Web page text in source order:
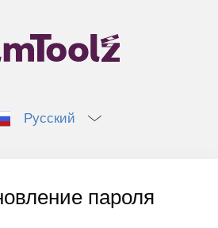
Русский
пароля